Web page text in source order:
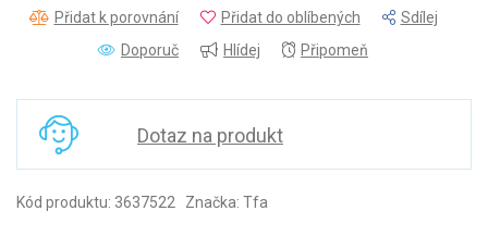
Přidat k porovnání Přidat do oblíbených
Sdílej
Doporuč
Hlídej Připomeň
Dotaz na produkt
Kód produktu: 3637522 Značka: Tfa